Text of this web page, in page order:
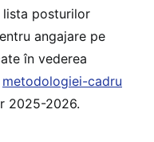
posturilor
angajare pe
în vederea
metodologiei-cadru
2025-2026.